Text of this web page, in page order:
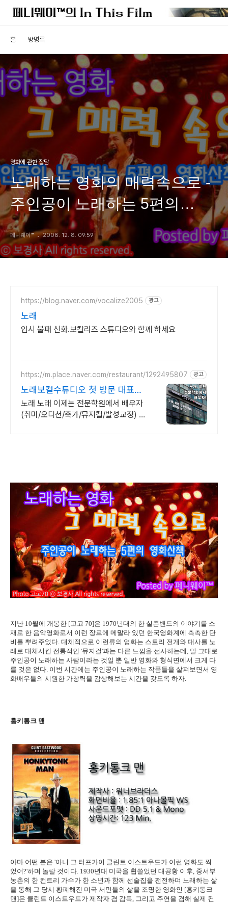
홈 방명록
영화에 관한 잡담
노래하는 영화의 매력속으로 -
주인공이 노래하는 5편의
영화산책
페니웨이™ 2008. 12. 8. 09:59
https://blog.naver.com/vocalize2005 광고
노래
입시 불패 신화.보칼리즈 스튜디오와 함께 하세요
https://m.place.naver.com/restaurant/1292495807 광고
노래보컬수튜디오 첫 방문 대표원
장 무료레슨
노래 노래 이제는 전문학원에서 배우자
(취미/오디션/축가/뮤지컬/발성교정) 보
지난 10월에 개봉한 [고고 70]은 1970년대의 한 실존밴드의 이야기를 소
재로 한 음악영화로서 이런 장르에 메말라 있던 한국영화계에 촉촉한 단
비를 뿌려주었다. 대체적으로 이런류의 영화는 스토리 전개와 대사를 노
래로 대체시킨 전통적인 '뮤지컬'과는 다른 느낌을 선사하는데, 말 그대로
주인공이 노래하는 사람이라는 것일 뿐 일반 영화와 형식면에서 크게 다
를 것은 없다. 이번 시간에는 주인공이 노래하는 작품들을 살펴보면서 영
화배우들의 시원한 가창력을 감상해보는 시간을 갖도록 하자.
홍키통크 맨
아마 어떤 분은 '아니 그 터프가이 클린트 이스트우드가 이런 영화도 찍
었어?'하며 놀랄 것이다. 1930년대 미국을 휩쓸었던 대공황 이후, 중서부
농촌의 한 컨트리 가수가 한 소년과 함께 선술집을 전전하며 노래하는 삶
을 통해 그 당시 황폐해진 미국 서민들의 삶을 조명한 영화인 [홍키통크
맨]은 클린트 이스트우드가 제작자 겸 감독, 그리고 주연을 겸해 실제 컨